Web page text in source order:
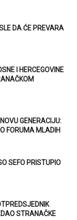
DA ĆE PREVARA
I HERCEGOVINE
GENERACIJU:
FORUMA MLADIH
SEFO PRISTUPIO
STRANAČKE